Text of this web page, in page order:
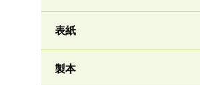
表紙
製本